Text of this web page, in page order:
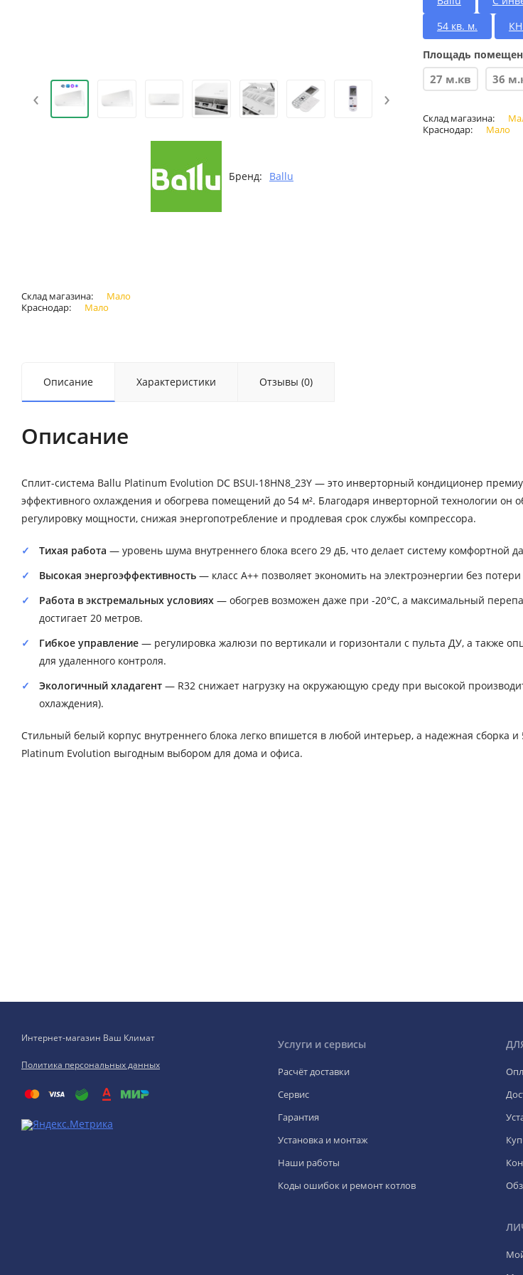
‹ ›
Бренд: Ballu
54 кв. м.
Площадь
27 м.кв 36
Склад магазина:
Краснодар:
Мало
Склад магазина:
Мало
Краснодар:
Мало
Описание Характеристики Отзывы (0)
Описание
Сплит-система Ballu Platinum Evolution DC BSUI-18HN8_23Y — это инверторный кондиционер
эффективного охлаждения и обогрева помещений до 54 м². Благодаря инверторной технологии он
регулировку мощности, снижая энергопотребление и продлевая срок службы компрессора.
Тихая работа — уровень шума внутреннего блока всего 29 дБ, что делает систему комфортной
Высокая энергоэффективность — класс A++ позволяет экономить на электроэнергии без
Работа в экстремальных условиях — обогрев возможен даже при -20°C, а максимальный
достигает 20 метров.
Гибкое управление — регулировка жалюзи по вертикали и горизонтали с пульта ДУ, а также
для удаленного контроля.
Экологичный хладагент — R32 снижает нагрузку на окружающую среду при высокой
охлаждения).
Стильный белый корпус внутреннего блока легко впишется в любой интерьер, а надежная сборка
Platinum Evolution выгодным выбором для дома и офиса.
Интернет-магазин Ваш Климат
Политика персональных данных
Услуги и сервисы
Расчёт доставки
Сервис
Гарантия
Установка и монтаж
Наши работы
Коды ошибок и ремонт котлов